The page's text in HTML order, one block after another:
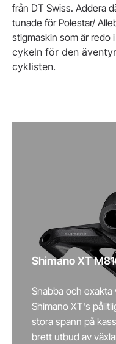
från DT Swiss. Addera
tunade för Polestar/
stigmaskin som är redo
cykeln för den
cyklisten.
Shimano XT
Snabba och exakta
Shimano XT's
stora spann på
brett utbud av